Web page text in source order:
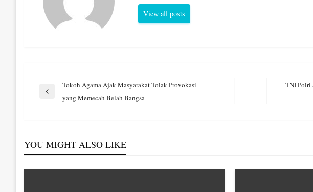
View all posts
Navigasi
Previous
Tokoh Agama Ajak Masyarakat Tolak Provokasi
yang Memecah Belah Bangsa
TNI Polri
YOU MIGHT ALSO LIKE